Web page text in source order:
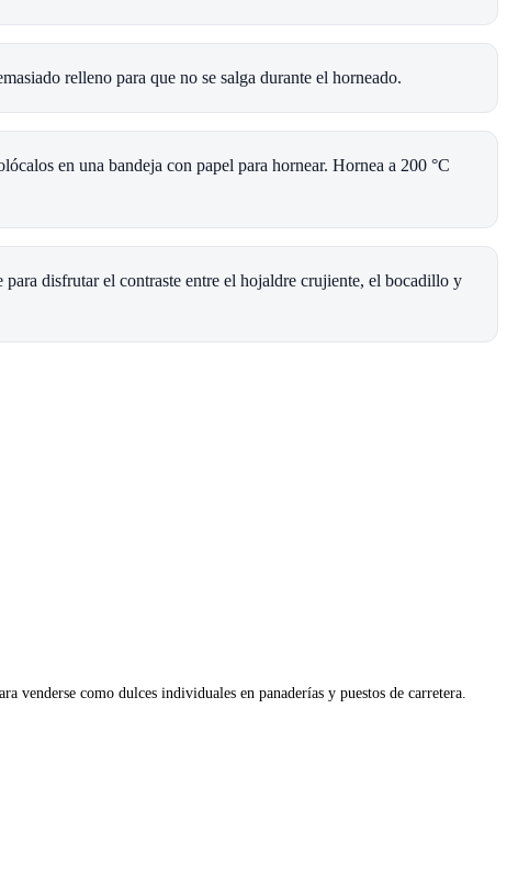
relleno para que no se salga durante el horneado.
en una bandeja con papel para hornear. Hornea a 200 °C
disfrutar el contraste entre el hojaldre crujiente, el bocadillo y
venderse como dulces individuales en panaderías y puestos de carretera.